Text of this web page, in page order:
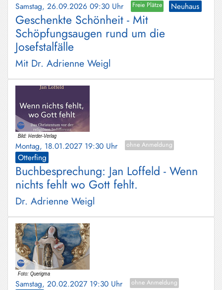
Samstag, 26.09.2026 09:30 Uhr Freie Plätze Neuhaus
Geschenkte Schönheit - Mit
Schöpfungsaugen rund um die
Josefstalfälle
Mit Dr. Adrienne Weigl
Montag, 18.01.2027 19:30 Uhr ohne Anmeldung
Otterfing
Buchbesprechung: Jan Loffeld - Wenn
nichts fehlt wo Gott fehlt.
Dr. Adrienne Weigl
Samstag, 20.02.2027 19:30 Uhr ohne Anmeldung
Tegernsee
Warngau
/
Wall